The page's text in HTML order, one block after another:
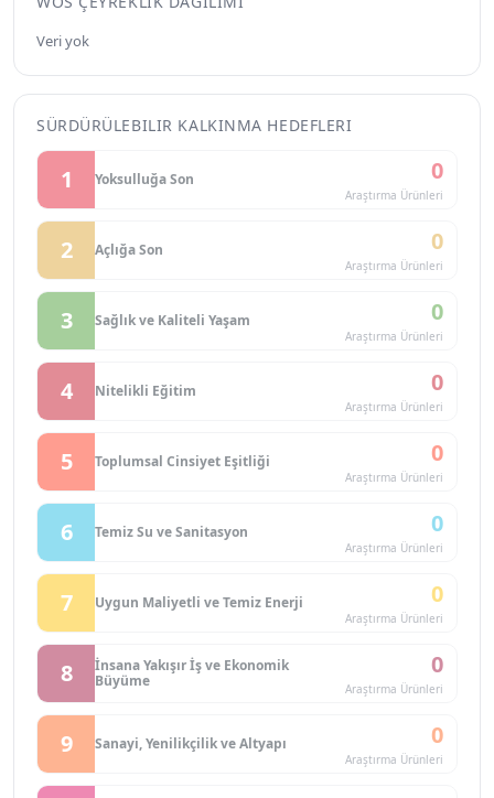
Veri yok
SÜRDÜRÜLEBILIR KALKINMA HEDEFLERI
1 Yoksulluğa Son 0
Araştırma Ürünleri
2 Açlığa Son 0
Araştırma Ürünleri
3 Sağlık ve Kaliteli Yaşam 0
Araştırma Ürünleri
4 Nitelikli Eğitim 0
Araştırma Ürünleri
5 Toplumsal Cinsiyet Eşitliği 0
Araştırma Ürünleri
6 Temiz Su ve Sanitasyon 0
Araştırma Ürünleri
7 Uygun Maliyetli ve Temiz Enerji 0
Araştırma Ürünleri
8
İnsana Yakışır İş ve Ekonomik
Büyüme
0
Araştırma Ürünleri
9 Sanayi, Yenilikçilik ve Altyapı 0
Araştırma Ürünleri